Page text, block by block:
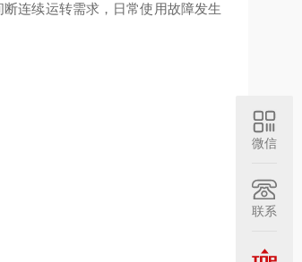
连续运转需求，日常使用故障发生
微信
联系